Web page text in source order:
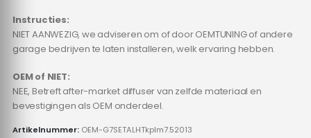
Instructies:
NIET AANWEZIG, we adviseren om of door OEMTUNING of andere
garage bedrijven te laten installeren, welk ervaring hebben.
OEM of NIET:
NEE, Betreft after-market diffuser van zelfde materiaal en
bevestigingen als OEM onderdeel.
Artikelnummer: OEM-G7SETALHTkplm7.52013